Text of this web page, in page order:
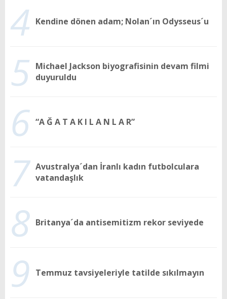
4 Kendine dönen adam; Nolan´ın Odysseus´u
5 Michael Jackson biyografisinin devam filmi
duyuruldu
6 “A Ğ A T A K I L A N L A R”
7 Avustralya´dan İranlı kadın futbolculara
vatandaşlık
8 Britanya´da antisemitizm rekor seviyede
9 Temmuz tavsiyeleriyle tatilde sıkılmayın